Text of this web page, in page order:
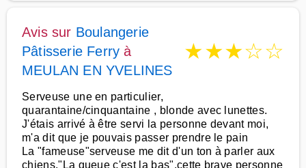
Avis sur Boulangerie
Pâtisserie Ferry à
MEULAN EN YVELINES
★★★☆☆
Serveuse une en particulier,
quarantaine/cinquantaine , blonde avec lunettes.
J'étais arrivé à être servi la personne devant moi,
m'a dit que je pouvais passer prendre le pain
La "fameuse"serveuse me dit d'un ton à parler aux
chiens."La queue c'est la bas".cette brave personne